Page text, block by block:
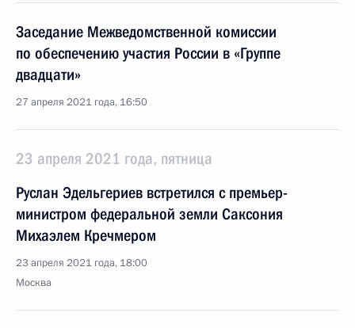
Заседание Межведомственной комиссии
по обеспечению участия России в «Группе
двадцати»
27 апреля 2021 года, 16:50
23 апреля 2021 года, пятница
Руслан Эдельгериев встретился с премьер-
министром федеральной земли Саксония
Михаэлем Кречмером
23 апреля 2021 года, 18:00
Москва